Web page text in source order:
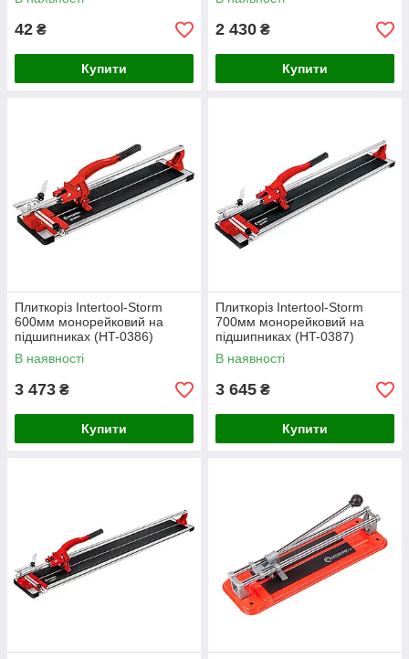
42 ₴
Купити
2 430 ₴
Купити
Плиткоріз Intertool-Storm
600мм монорейковий на
підшипниках (HT-0386)
В наявності
3 473 ₴
Купити
Плиткоріз Intertool-Storm
700мм монорейковий на
підшипниках (HT-0387)
В наявності
3 645 ₴
Купити